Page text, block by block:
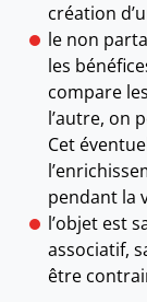
création
le non
les
compare
l’autre, on
Cet
pendant la
l’objet est
associatif,
être